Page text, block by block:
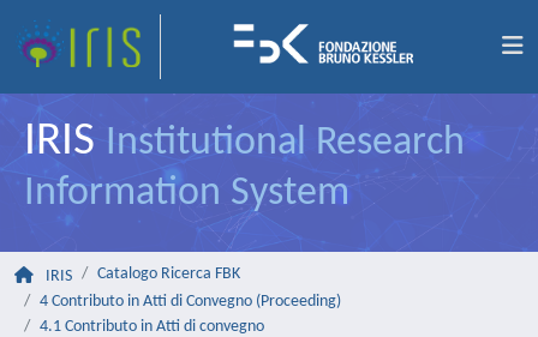
IRIS Institutional Research
Information System
IRIS
Catalogo Ricerca FBK
4 Contributo in Atti di Convegno (Proceeding)
4.1 Contributo in Atti di convegno